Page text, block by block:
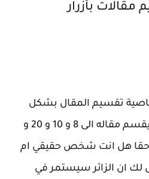
مقالات بأزرار
تقسيم المقال بشكل
زائد عن الحدود ، بحيث يقسم مقاله الى 8 و 10 و 20 و
حقا هل انت شخص حقيقي ام
ان الزائر سيستمر في